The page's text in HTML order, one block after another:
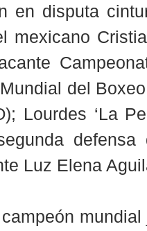
en disputa
mexicano
del
Lourdes ‘La
Luz Elena